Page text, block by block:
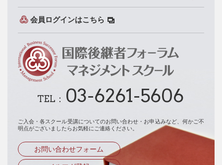
会員ログインはこちら
TEL： 03-6261-5606
ご入会・各スクール受講についてのお問い合わせ・お申込みなど、 何かご不
明点がございましたらお気軽にご連絡ください。
お問い合わせフォーム